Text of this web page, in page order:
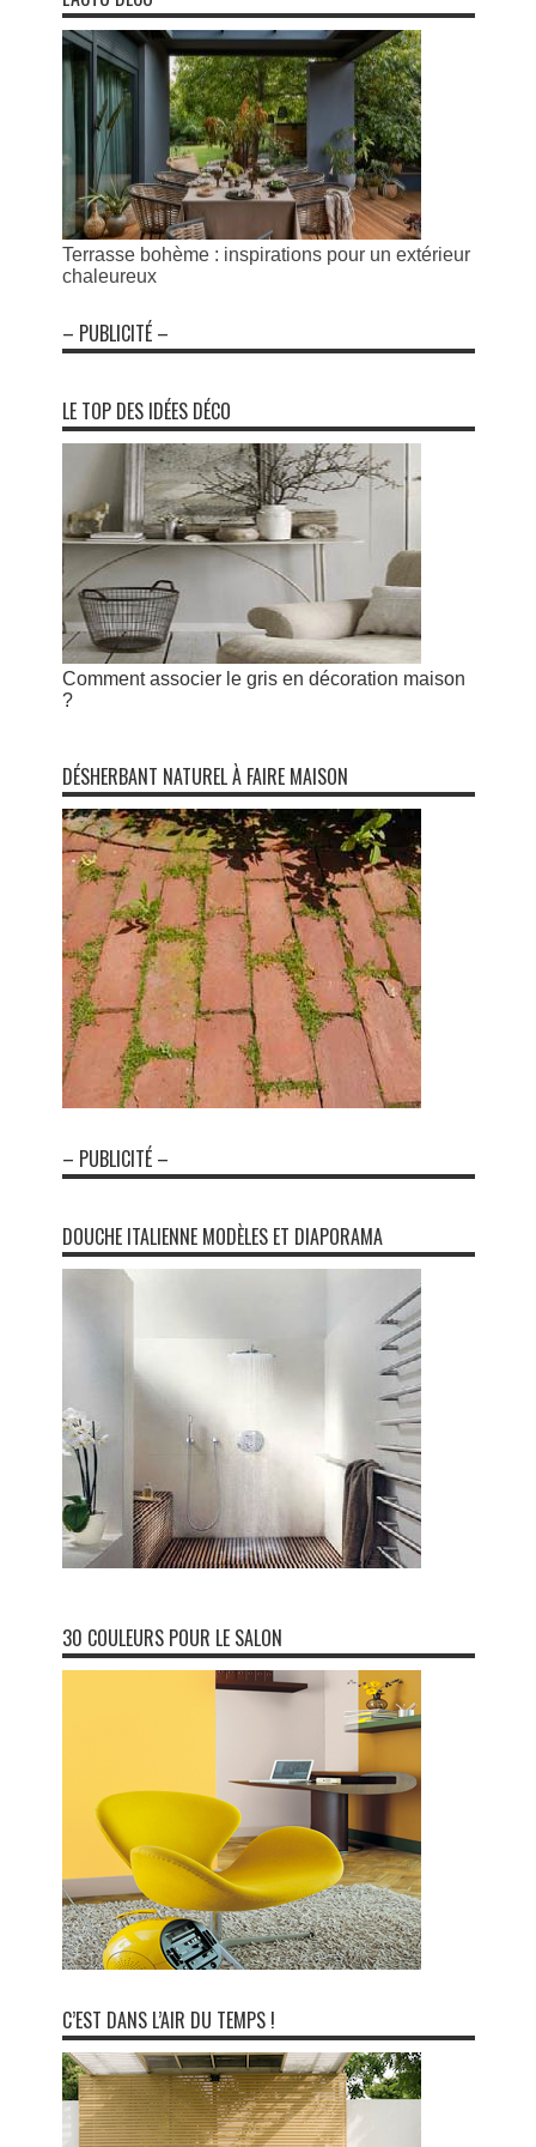
Terrasse bohème : inspirations pour un extérieur
chaleureux
– PUBLICITÉ –
LE TOP DES IDÉES DÉCO
Comment associer le gris en décoration maison
?
DÉSHERBANT NATUREL À FAIRE MAISON
– PUBLICITÉ –
DOUCHE ITALIENNE MODÈLES ET DIAPORAMA
30 COULEURS POUR LE SALON
C’EST DANS L’AIR DU TEMPS !